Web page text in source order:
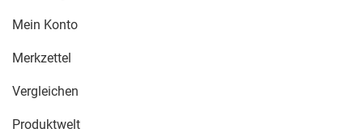
Mein Konto
Merkzettel
Vergleichen
Produktwelt